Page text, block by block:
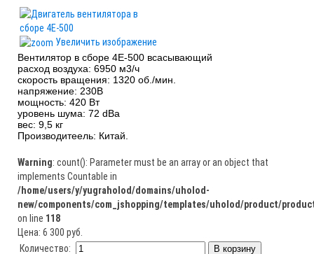
Увеличить изображение
Вентилятор в сборе 4E-500 всасывающий
расход воздуха: 6950 м3/ч
скорость вращения: 1320 об./мин.
напряжение: 230В
мощность: 420 Вт
уровень шума: 72 dBa
вес: 9,5 кг
Производитеель: Китай.
Warning: count(): Parameter must be an array or an object that
implements Countable in
/home/users/y/yugraholod/domains/uholod-
new/components/com_jshopping/templates/uholod/product/
on line 118
Цена: 6 300 руб.
Количество: